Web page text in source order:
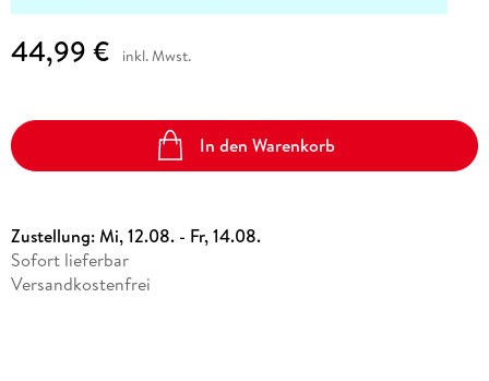
44,99 € inkl. Mwst.
In den Warenkorb
Zustellung:Mi, 12.08. - Fr, 14.08.
Sofort lieferbar
Versandkostenfrei